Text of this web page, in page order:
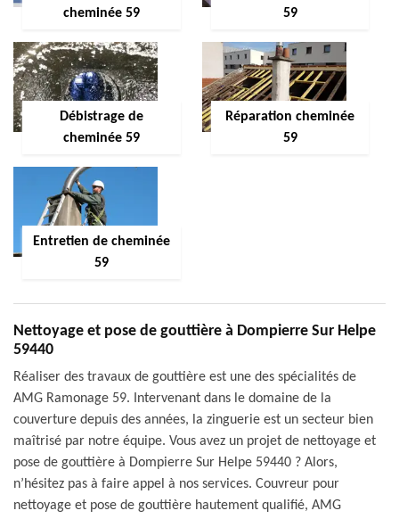
cheminée 59
59
Débistrage de
cheminée 59
Réparation cheminée
59
Entretien de cheminée
59
Nettoyage et pose de gouttière à Dompierre Sur Helpe
59440
Réaliser des travaux de gouttière est une des spécialités de
AMG Ramonage 59. Intervenant dans le domaine de la
couverture depuis des années, la zinguerie est un secteur bien
maîtrisé par notre équipe. Vous avez un projet de nettoyage et
pose de gouttière à Dompierre Sur Helpe 59440 ? Alors,
n’hésitez pas à faire appel à nos services. Couvreur pour
nettoyage et pose de gouttière hautement qualifié, AMG